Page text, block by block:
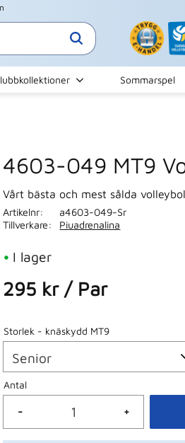
Sommarspel
4603-049 MT9
Vårt bästa och mest sålda
295 kr / Par
Storlek - knäskydd MT9
Antal
+
-
I lager
Artikelnr
a4603-049-Sr
Tillverkare
Piuadrenalina